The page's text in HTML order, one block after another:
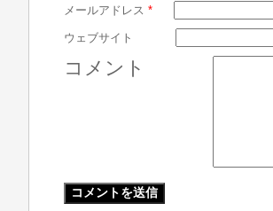
メールアドレス *
ウェブサイト
コメント